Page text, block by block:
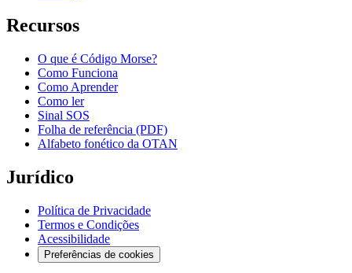
Recursos
O que é Código Morse?
Como Funciona
Como Aprender
Como ler
Sinal SOS
Folha de referência (PDF)
Alfabeto fonético da OTAN
Jurídico
Política de Privacidade
Termos e Condições
Acessibilidade
Preferências de cookies